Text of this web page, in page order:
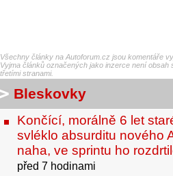
Všechny články na Autoforum.cz jsou komentáře
Vyjma článků označených jako inzerce není obsah
třetími stranami.
Bleskovky
Končící, morálně 6 let
svléklo absurditu nového
naha, ve sprintu ho
před 7 hodinami